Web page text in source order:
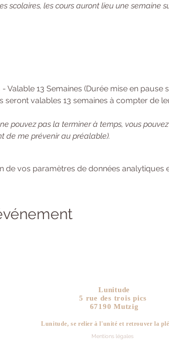
scolaires, les cours auront lieu une semaine
- Valable 13 Semaines (Durée mise en pause
seront valables 13 semaines à compter de
pouvez pas la terminer à temps, vous
de me prévenir au préalable).
de vos paramètres de données analytiques
Lunitude
5 rue des trois pics
67190 Mutzig
Lunitude, se relier à l'unité et retrouver la
Mentions légales